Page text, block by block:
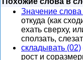
Значение слова
откуда (как
ехать сверху,
сползать,
складывать (02)
рост и